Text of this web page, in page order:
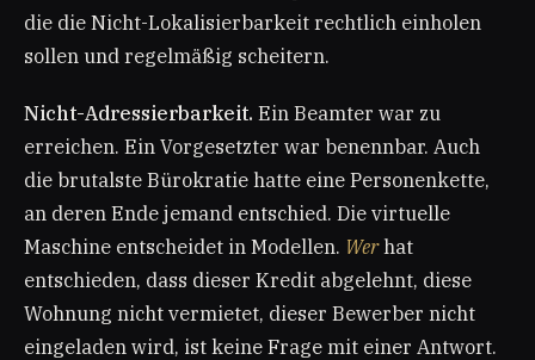
die die Nicht-Lokalisierbarkeit rechtlich einholen
sollen und regelmäßig scheitern.
Nicht-Adressierbarkeit. Ein Beamter war zu
erreichen. Ein Vorgesetzter war benennbar. Auch
die brutalste Bürokratie hatte eine Personenkette,
an deren Ende jemand entschied. Die virtuelle
Maschine entscheidet in Modellen. Werhat
entschieden, dass dieser Kredit abgelehnt, diese
Wohnung nicht vermietet, dieser Bewerber nicht
eingeladen wird, ist keine Frage mit einer Antwort.